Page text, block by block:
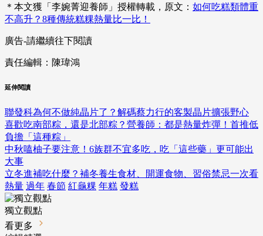
＊本文獲「李婉菁迎養師」授權轉載，原文： 如何吃糕類體重
不高升？8種傳統糕粿熱量比一比！
廣告-請繼續往下閱讀
責任編輯：陳瑋鴻
延伸閱讀
聯發科為何不做純晶片了？解碼蔡力行的客製晶片擴張野心
喜歡吃南部粽，還是北部粽？營養師：都是熱量炸彈！首推低
負擔「這種粽」
中秋嗑柚子要注意！6族群不宜多吃，吃「這些藥」更可能出
大事
立冬進補吃什麼？補冬養生食材、開運食物、習俗禁忌一次看
熱量 過年 春節 紅龜粿 年糕 發糕
獨立觀點
看更多